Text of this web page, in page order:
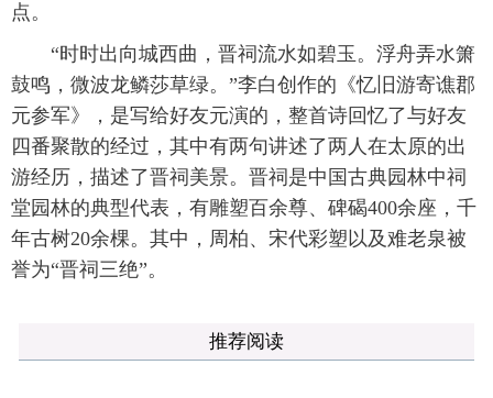
点。
“时时出向城西曲，晋祠流水如碧玉。浮舟弄水箫
鼓鸣，微波龙鳞莎草绿。”李白创作的《忆旧游寄谯郡
元参军》，是写给好友元演的，整首诗回忆了与好友
四番聚散的经过，其中有两句讲述了两人在太原的出
游经历，描述了晋祠美景。晋祠是中国古典园林中祠
堂园林的典型代表，有雕塑百余尊、碑碣400余座，千
年古树20余棵。其中，周柏、宋代彩塑以及难老泉被
誉为“晋祠三绝”。
推荐阅读